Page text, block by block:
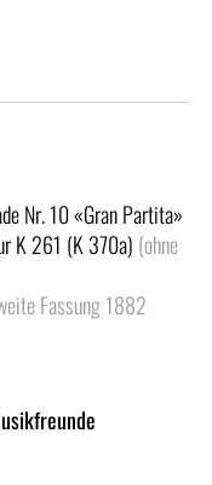
Nr. 10 «Gran Partita»
K 261 (K 370a) (ohne
Fassung 1882